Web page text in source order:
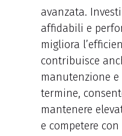
avanzata.
affidabili e
migliora
contribuisce
manutenzione
termine,
mantenere
e competere